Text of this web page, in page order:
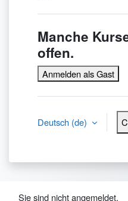
Manche
offen.
Anmelden als Gast
Deutsch ‎(de)‎
Sie sind nicht angemeldet.